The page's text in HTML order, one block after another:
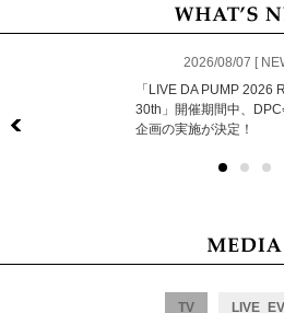
2026/08/07 [
「LIVE DA PUMP 2026
30th」開催期間中、
企画の実施が決定！
TV